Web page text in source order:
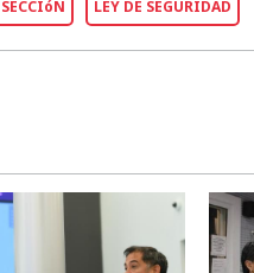
LEY DE SEGURIDAD